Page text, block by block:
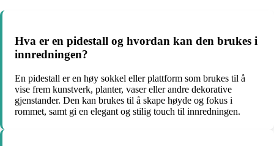
Hva er en pidestall og hvordan kan den brukes i
innredningen?
En pidestall er en høy sokkel eller plattform som brukes til å
vise frem kunstverk, planter, vaser eller andre dekorative
gjenstander. Den kan brukes til å skape høyde og fokus i
rommet, samt gi en elegant og stilig touch til innredningen.